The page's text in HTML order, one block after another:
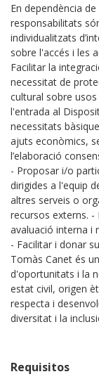
En dependència
responsabilitats
individualitzats
sobre l'accés i les
Facilitar la
necessitat de
cultural sobre
l'entrada al
necessitats
ajuts econòmics,
l’elaboració
- Proposar i/o
dirigides a l'equip
altres serveis o
recursos externs.
avaluació interna i
- Facilitar i donar
Tomàs Canet és
d'oportunitats i la
estat civil, origen
respecta i
diversitat i la
Requisitos